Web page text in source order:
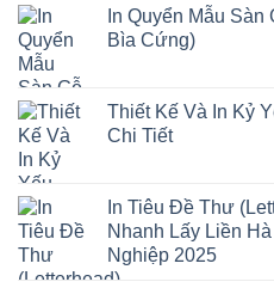
In Quyển Mẫu
Bìa Cứng)
Thiết Kế Và In Kỷ
Chi Tiết
In Tiêu Đề Thư
Nhanh Lấy Liền
Nghiệp 2025